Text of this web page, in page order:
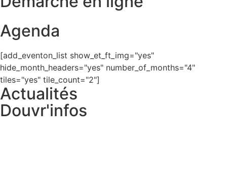
Agenda
[add_eventon_list show_et_ft_img="yes"
hide_month_headers="yes" number_of_months="4"
tiles="yes" tile_count="2"]
Actualités
Douvr'infos